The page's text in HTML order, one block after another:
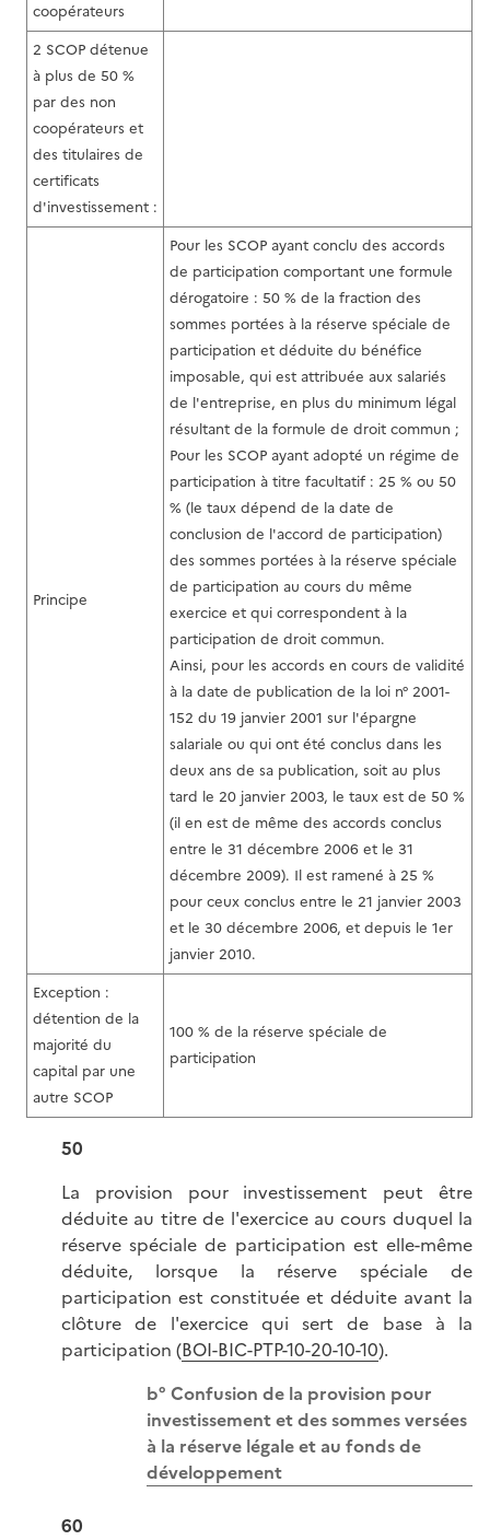
coopérateurs
2 SCOP détenue
à plus de 50 %
par des non
coopérateurs et
des titulaires de
certificats
d'investissement :
Principe
Pour les SCOP ayant conclu des accords
de participation comportant une formule
dérogatoire : 50 % de la fraction des
sommes portées à la réserve spéciale de
participation et déduite du bénéfice
imposable, qui est attribuée aux salariés
de l'entreprise, en plus du minimum légal
résultant de la formule de droit commun ;
Pour les SCOP ayant adopté un régime de
participation à titre facultatif : 25 % ou 50
% (le taux dépend de la date de
conclusion de l'accord de participation)
des sommes portées à la réserve spéciale
de participation au cours du même
exercice et qui correspondent à la
participation de droit commun.
Ainsi, pour les accords en cours de validité
à la date de publication de la loi n° 2001-
152 du 19 janvier 2001 sur l'épargne
salariale ou qui ont été conclus dans les
deux ans de sa publication, soit au plus
tard le 20 janvier 2003, le taux est de 50 %
(il en est de même des accords conclus
entre le 31 décembre 2006 et le 31
décembre 2009). Il est ramené à 25 %
pour ceux conclus entre le 21 janvier 2003
et le 30 décembre 2006, et depuis le 1er
janvier 2010.
Exception :
détention de la
majorité du
capital par une
autre SCOP
100 % de la réserve spéciale de
participation
50
La provision pour investissement peut être
déduite au titre de l'exercice au cours duquel la
réserve spéciale de participation est elle-même
déduite, lorsque la réserve spéciale de
participation est constituée et déduite avant la
clôture de l'exercice qui sert de base à la
participation (BOI-BIC-PTP-10-20-10-10).
b° Confusion de la provision pour
investissement et des sommes versées
à la réserve légale et au fonds de
développement
60